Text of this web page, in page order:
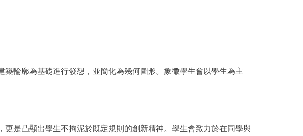
輪廓為基礎進行發想，並簡化為幾何圖形。象徵學生會以學生為主
是凸顯出學生不拘泥於既定規則的創新精神。學生會致力於在同學與